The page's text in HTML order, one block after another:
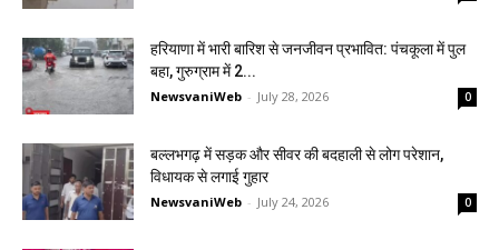
हरियाणा में भारी बारिश से जनजीवन प्रभावित: पंचकूला में पुल
बहा, गुरुग्राम में 2...
NewsvaniWeb - July 28, 2026 0
बल्लभगढ़ में सड़क और सीवर की बदहाली से लोग परेशान,
विधायक से लगाई गुहार
NewsvaniWeb - July 24, 2026 0